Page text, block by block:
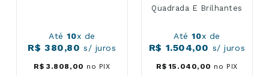
Até10x de
R$ 380,80 s/ juros
R$ 3 .808 , 00 no PIX
Quadrada E Brilhantes
Até10x de
R$ 1.504,00 s/ juros
R$ 15 . 040, 00 no PIX